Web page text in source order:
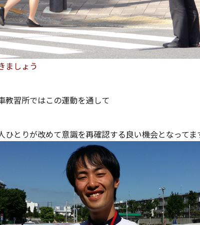
ましょう
教習所ではこの運動を通して
ひとりが改めて意識を再確認する良い機会となってま